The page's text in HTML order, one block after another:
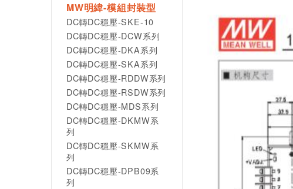
MW明緯-模組封裝型
DC轉DC穩壓-SKE-10
DC轉DC穩壓-DCW系列
DC轉DC穩壓-DKA系列
DC轉DC穩壓-SKA系列
DC轉DC穩壓-RDDW系列
DC轉DC穩壓-RSDW系列
DC轉DC穩壓-MDS系列
DC轉DC穩壓-DKMW系
列
DC轉DC穩壓-SKMW系
列
DC轉DC穩壓-DPB09系
列